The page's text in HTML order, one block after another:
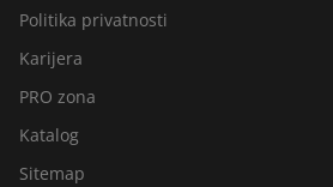
Politika privatnosti
Karijera
PRO zona
Katalog
Sitemap